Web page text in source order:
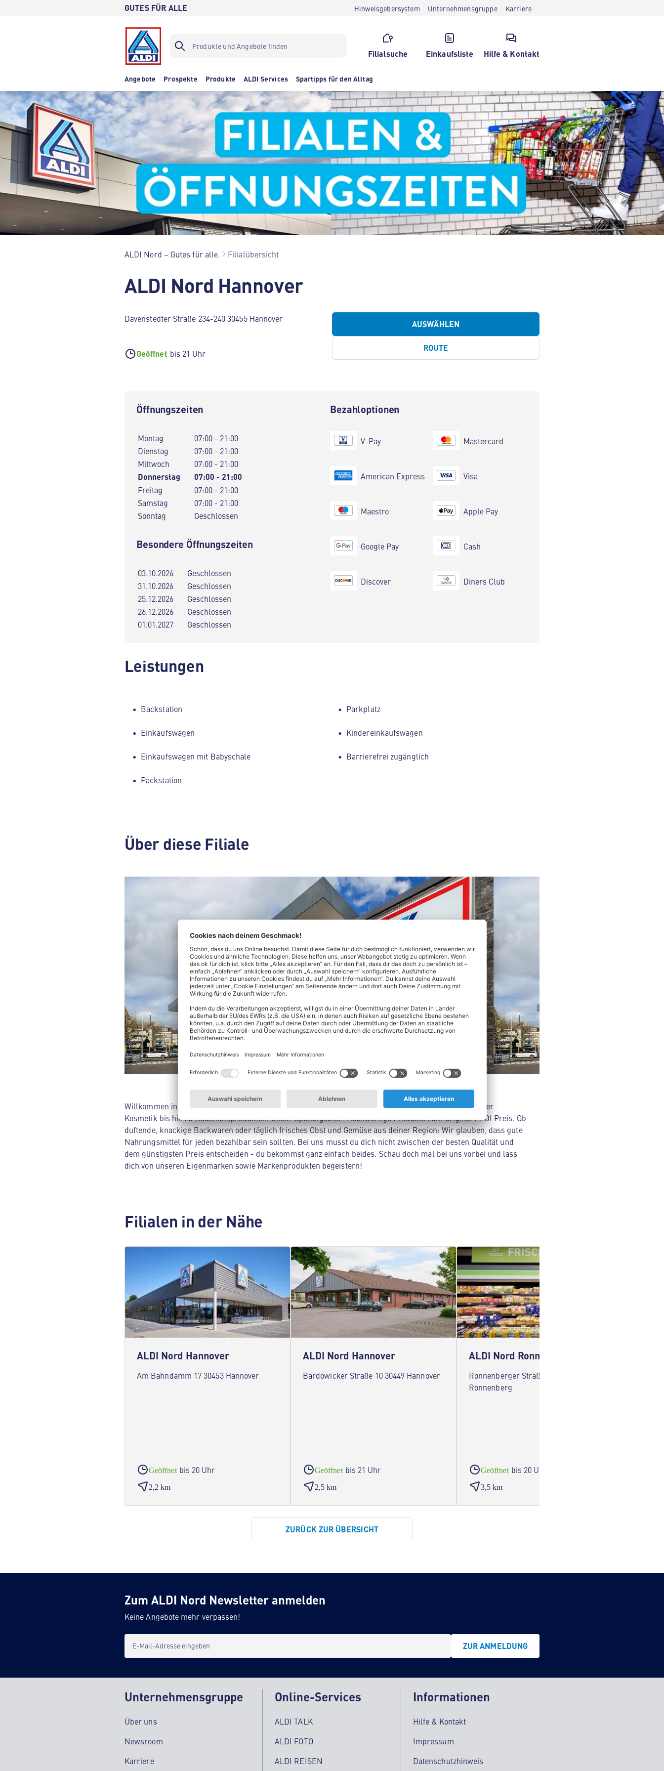
GUTES FÜR ALLE Hinweisgebersystem Unternehmensgruppe Karriere
Filialsuche Einkaufsliste Hilfe & Kontakt
Angebote Prospekte Produkte ALDI Services Spartipps für den Alltag
ALDI Nord – Gutes für alle. Filialübersicht
ALDI Nord Hannover
Davenstedter Straße 234-240 30455 Hannover
Geöffnet bis 21 Uhr
AUSWÄHLEN
ROUTE
Öffnungszeiten
Montag
07:00 - 21:00
Dienstag
07:00 - 21:00
Mittwoch
07:00 - 21:00
Donnerstag 07:00 - 21:00
Freitag
07:00 - 21:00
Samstag
07:00 - 21:00
Sonntag
Geschlossen
Besondere Öffnungszeiten
03.10.2026
Geschlossen
31.10.2026
Geschlossen
25.12.2026
Geschlossen
26.12.2026
Geschlossen
01.01.2027
Geschlossen
Bezahloptionen
V-Pay
American Express
Maestro
Google Pay
Discover
Mastercard
Visa
Apple Pay
Cash
Diners Club
Leistungen
Backstation Parkplatz
Einkaufswagen Kindereinkaufswagen
Einkaufswagen mit Babyschale Barrierefrei zugänglich
Packstation
Über diese Filiale
Willkommen in deinem ALDI Nord! Hier findest du alles, was dein Herz begehrt - von Lebensmitteln über
Kosmetik bis hin zu Haushaltsprodukten. Unser Spezialgebiet? Hochwertige Produkte zum Original ALDI Preis. Ob
duftende, knackige Backwaren oder täglich frisches Obst und Gemüse aus deiner Region: Wir glauben, dass gute
Nahrungsmittel für jeden bezahlbar sein sollten. Bei uns musst du dich nicht zwischen der besten Qualität und
dem günstigsten Preis entscheiden - du bekommst ganz einfach beides. Schau doch mal bei uns vorbei und lass
dich von unseren Eigenmarken sowie Markenprodukten begeistern!
Filialen in der Nähe
ALDI Nord Hannover
Am Bahndamm 17 30453 Hannover
Geöffnet bis 20 Uhr
2,2 km
ALDI Nord Hannover
Bardowicker Straße 10 30449 Hannover
Geöffnet bis 21 Uhr
2,5 km
ALDI Nord Ronnenberg
Ronnenberger Straße 20 30952
Ronnenberg
Geöffnet bis 20 Uhr
3,5 km
ZURÜCK ZUR ÜBERSICHT
Zum ALDI Nord Newsletter anmelden
Keine Angebote mehr verpassen!
E-Mail-Adresse eingeben ZUR ANMELDUNG
Unternehmensgruppe
Über uns
Newsroom
Karriere
Online-Services
ALDI TALK
ALDI FOTO
ALDI REISEN
Informationen
Hilfe & Kontakt
Impressum
Datenschutzhinweis